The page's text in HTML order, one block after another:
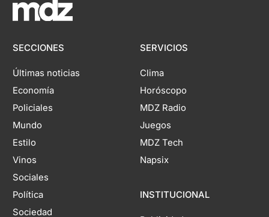
SECCIONES
Últimas noticias
Economía
Policiales
Mundo
Estilo
Vinos
Sociales
Política
Sociedad
SERVICIOS
Clima
Horóscopo
MDZ Radio
Juegos
MDZ Tech
Napsix
INSTITUCIONAL